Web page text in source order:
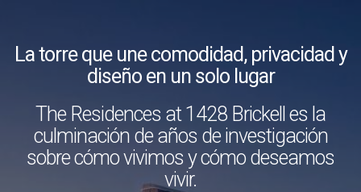
La torre que une comodidad, privacidad y
diseño en un solo lugar
The Residences at 1428 Brickell es la
culminación de años de investigación
sobre cómo vivimos y cómo deseamos
vivir.